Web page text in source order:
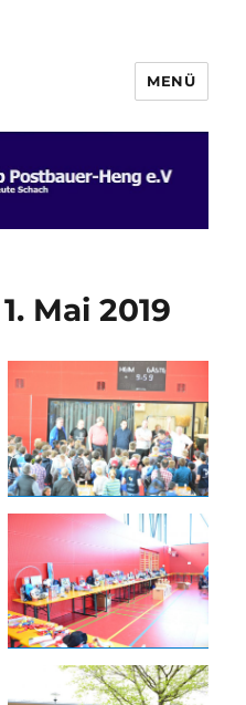
Heng e.V.
MENÜ
Mai 2019